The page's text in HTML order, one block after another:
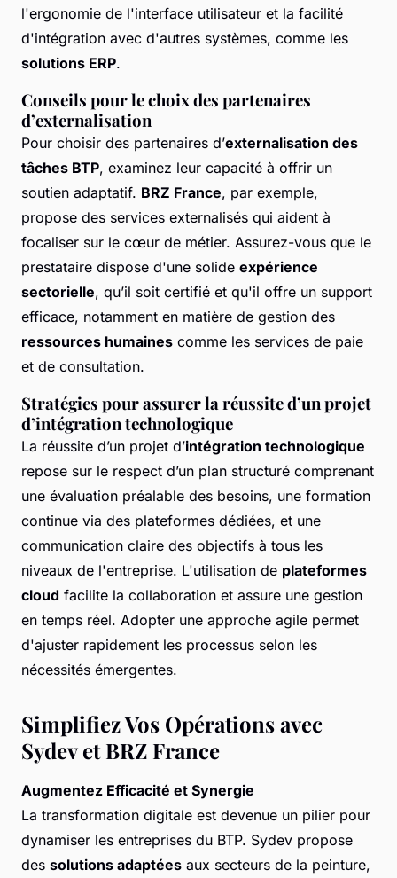
l'ergonomie de l'interface utilisateur et la facilité
d'intégration avec d'autres systèmes, comme les
solutions ERP.
Conseils pour le choix des partenaires
d’externalisation
Pour choisir des partenaires d’externalisation des
tâches BTP, examinez leur capacité à offrir un
soutien adaptatif. BRZ France, par exemple,
propose des services externalisés qui aident à
focaliser sur le cœur de métier. Assurez-vous que le
prestataire dispose d'une solide expérience
sectorielle, qu’il soit certifié et qu'il offre un support
efficace, notamment en matière de gestion des
ressources humaines comme les services de paie
et de consultation.
Stratégies pour assurer la réussite d’un projet
d’intégration technologique
La réussite d’un projet d’intégration technologique
repose sur le respect d’un plan structuré comprenant
une évaluation préalable des besoins, une formation
continue via des plateformes dédiées, et une
communication claire des objectifs à tous les
niveaux de l'entreprise. L'utilisation de plateformes
cloud facilite la collaboration et assure une gestion
en temps réel. Adopter une approche agile permet
d'ajuster rapidement les processus selon les
nécessités émergentes.
Simplifiez Vos Opérations avec
Sydev et BRZ France
Augmentez Efficacité et Synergie
La transformation digitale est devenue un pilier pour
dynamiser les entreprises du BTP. Sydev propose
des solutions adaptées aux secteurs de la peinture,